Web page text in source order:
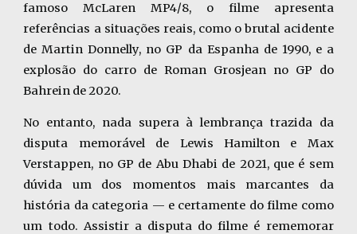
famoso McLaren MP4/8, o filme apresenta
referências a situações reais, como o brutal acidente
de Martin Donnelly, no GP da Espanha de 1990, e a
explosão do carro de Roman Grosjean no GP do
Bahrein de 2020.
No entanto, nada supera à lembrança trazida da
disputa memorável de Lewis Hamilton e Max
Verstappen, no GP de Abu Dhabi de 2021, que é sem
dúvida um dos momentos mais marcantes da
história da categoria — e certamente do filme como
um todo. Assistir a disputa do filme é rememorar